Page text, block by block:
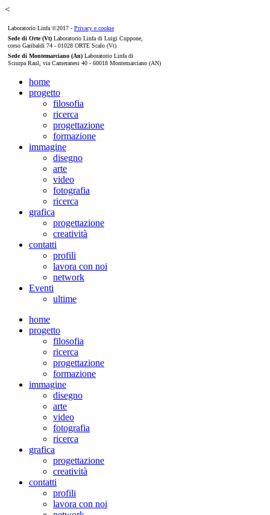
<
Laboratorio Linfa ©2017 - Privacy e cookie
Sede di Orte (Vt) Laboratorio Linfa di Luigi Cuppone,
corso Garibaldi 74 - 01028 ORTE Scalo (Vt)
Sede di Montemarciano (An) Laboratorio Linfa di
Sciurpa Raul, via Cameranesi 40 - 60018 Montemarciano (AN)
home
progetto
filosofia
ricerca
progettazione
formazione
immagine
disegno
arte
video
fotografia
ricerca
grafica
progettazione
creatività
contatti
profili
lavora con noi
network
Eventi
ultime
home
progetto
filosofia
ricerca
progettazione
formazione
immagine
disegno
arte
video
fotografia
ricerca
grafica
progettazione
creatività
contatti
profili
lavora con noi